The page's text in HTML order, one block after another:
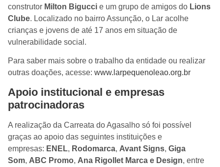
construtor Milton Bigucci e um grupo de amigos do Lions
Clube. Localizado no bairro Assunção, o Lar acolhe
crianças e jovens de até 17 anos em situação de
vulnerabilidade social.
Para saber mais sobre o trabalho da entidade ou realizar
outras doações, acesse: www.larpequenoleao.org.br
Apoio institucional e empresas
patrocinadoras
A realização da Carreata do Agasalho só foi possível
graças ao apoio das seguintes instituições e
empresas: ENEL, Rodomarca, Avant Signs, Giga
Som, ABC Promo, Ana Rigollet Marca e Design, entre